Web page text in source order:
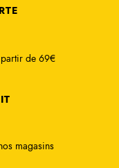
de 69€
magasins